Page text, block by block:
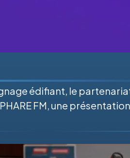
édifiant, le
FM, une